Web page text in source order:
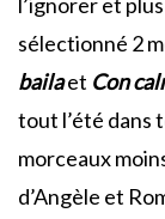
sélectionné 2
bailaet Con
tout l’été dans
morceaux
d’Angèle et